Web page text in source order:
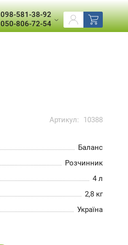
098-581-38-92
050-806-72-54
Артикул: 10388
Баланс
Розчинник
4 л
2,8 кг
Україна